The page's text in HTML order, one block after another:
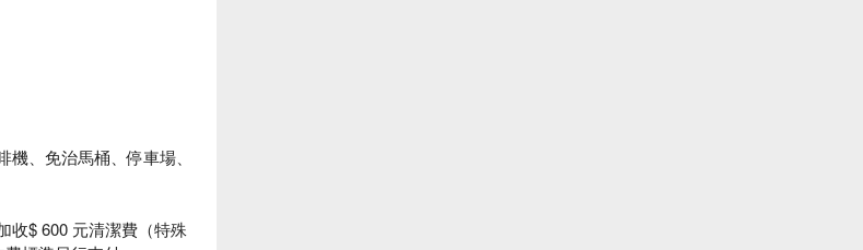
、免治馬桶、停車場、
收$ 600 元清潔費（特殊